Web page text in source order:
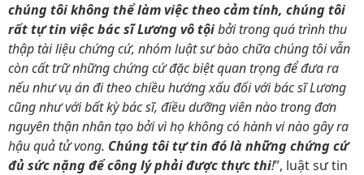
chúng tôi không thể làm việc theo cảm tính, chúng tôi
rất tự tin việc bác sĩ Lương vô tộibởi trong quá trình thu
thập tài liệu chứng cứ, nhóm luật sư bào chữa chúng tôi vẫn
còn cất trữ những chứng cứ đặc biệt quan trọng để đưa ra
nếu như vụ án đi theo chiều hướng xấu đối với bác sĩ Lương
cũng như với bất kỳ bác sĩ, điều dưỡng viên nào trong đơn
nguyên thận nhân tạo bởi vì họ không có hành vi nào gây ra
hậu quả tử vong. Chúng tôi tự tin đó là những chứng cứ
đủ sức nặng để công lý phải được thực thi!”, luật sư tin